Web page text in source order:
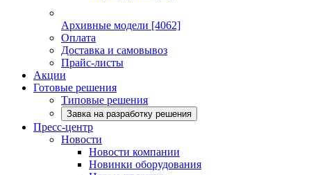
Архивные модели [4062]
Оплата
Доставка и самовывоз
Прайс-листы
Акции
Готовые решения
Типовые решения
Завка на разработку решения
Пресс-центр
Новости
Новости компании
Новинки оборудования